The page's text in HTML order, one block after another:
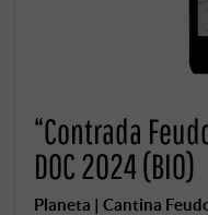
“Contrada
DOC 2024 (BIO)
Planeta | Cantina